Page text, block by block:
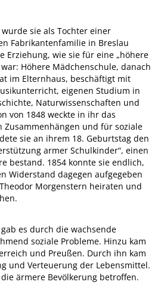
sie als Tochter einer
Fabrikantenfamilie in Breslau
Erziehung, wie sie für eine „höhere
Höhere Mädchenschule, danach
im Elternhaus, beschäftigt mit
eigenen Studium in
Naturwissenschaften und
von 1848 weckte in ihr das
Zusammenhängen und für soziale
sie an ihrem 18. Geburtstag den
armer Schulkinder“, einen
bestand. 1854 konnte sie endlich,
Widerstand dagegen aufgegeben
Morgenstern heiraten und
es durch die wachsende
soziale Probleme. Hinzu kam
und Preußen. Durch ihn kam
und Verteuerung der Lebensmittel.
ärmere Bevölkerung betroffen.